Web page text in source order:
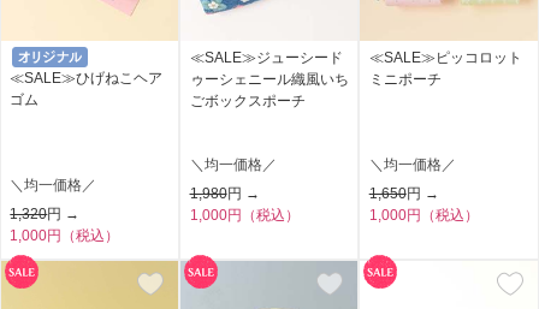
≪SALE≫ひげねこヘア
ゴム
＼均一価格／
1,320円 →
1,000円（税込）
≪SALE≫ジューシード
ゥーシェニール織風いち
ごボックスポーチ
＼均一価格／
1,980円 →
1,000円（税込）
≪SALE≫ピッコロット
ミニポーチ
＼均一価格／
1,650円 →
1,000円（税込）